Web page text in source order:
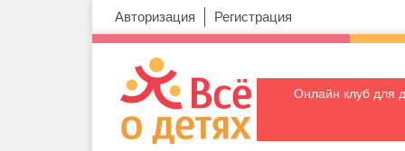
Авторизация Регистрация
Онлайн клуб для